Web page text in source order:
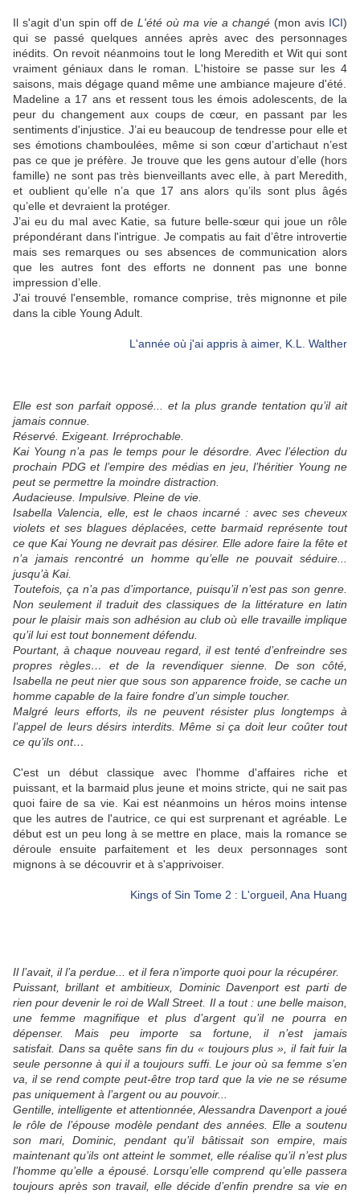
Il s'agit d'un spin off de L'été où ma vie a changé (mon avis ICI)
qui se passé quelques années après avec des personnages
inédits. On revoit néanmoins tout le long Meredith et Wit qui sont
vraiment géniaux dans le roman. L'histoire se passe sur les 4
saisons, mais dégage quand même une ambiance majeure d'été.
Madeline a 17 ans et ressent tous les émois adolescents, de la
peur du changement aux coups de cœur, en passant par les
sentiments d'injustice. J’ai eu beaucoup de tendresse pour elle et
ses émotions chamboulées, même si son cœur d’artichaut n’est
pas ce que je préfère. Je trouve que les gens autour d’elle (hors
famille) ne sont pas très bienveillants avec elle, à part Meredith,
et oublient qu’elle n’a que 17 ans alors qu’ils sont plus âgés
qu’elle et devraient la protéger.
J’ai eu du mal avec Katie, sa future belle-sœur qui joue un rôle
prépondérant dans l'intrigue. Je compatis au fait d’être introvertie
mais ses remarques ou ses absences de communication alors
que les autres font des efforts ne donnent pas une bonne
impression d’elle.
J'ai trouvé l'ensemble, romance comprise, très mignonne et pile
dans la cible Young Adult.
L'année où j'ai appris à aimer, K.L. Walther
Elle est son parfait opposé... et la plus grande tentation qu’il ait
jamais connue.
Réservé. Exigeant. Irréprochable.
Kai Young n’a pas le temps pour le désordre. Avec l’élection du
prochain PDG et l’empire des médias en jeu, l’héritier Young ne
peut se permettre la moindre distraction.
Audacieuse. Impulsive. Pleine de vie.
Isabella Valencia, elle, est le chaos incarné : avec ses cheveux
violets et ses blagues déplacées, cette barmaid représente tout
ce que Kai Young ne devrait pas désirer. Elle adore faire la fête et
n’a jamais rencontré un homme qu’elle ne pouvait séduire...
jusqu’à Kai.
Toutefois, ça n’a pas d’importance, puisqu’il n’est pas son genre.
Non seulement il traduit des classiques de la littérature en latin
pour le plaisir mais son adhésion au club où elle travaille implique
qu’il lui est tout bonnement défendu.
Pourtant, à chaque nouveau regard, il est tenté d’enfreindre ses
propres règles… et de la revendiquer sienne. De son côté,
Isabella ne peut nier que sous son apparence froide, se cache un
homme capable de la faire fondre d’un simple toucher.
Malgré leurs efforts, ils ne peuvent résister plus longtemps à
l’appel de leurs désirs interdits. Même si ça doit leur coûter tout
ce qu’ils ont…
C'est un début classique avec l'homme d'affaires riche et
puissant, et la barmaid plus jeune et moins stricte, qui ne sait pas
quoi faire de sa vie. Kai est néanmoins un héros moins intense
que les autres de l'autrice, ce qui est surprenant et agréable. Le
début est un peu long à se mettre en place, mais la romance se
déroule ensuite parfaitement et les deux personnages sont
mignons à se découvrir et à s'apprivoiser.
Kings of Sin Tome 2 : L'orgueil, Ana Huang
Il l’avait, il l’a perdue... et il fera n’importe quoi pour la récupérer.
Puissant, brillant et ambitieux, Dominic Davenport est parti de
rien pour devenir le roi de Wall Street. Il a tout : une belle maison,
une femme magnifique et plus d’argent qu’il ne pourra en
dépenser. Mais peu importe sa fortune, il n’est jamais
satisfait. Dans sa quête sans fin du « toujours plus », il fait fuir la
seule personne à qui il a toujours suffi. Le jour où sa femme s’en
va, il se rend compte peut-être trop tard que la vie ne se résume
pas uniquement à l’argent ou au pouvoir...
Gentille, intelligente et attentionnée, Alessandra Davenport a joué
le rôle de l’épouse modèle pendant des années. Elle a soutenu
son mari, Dominic, pendant qu’il bâtissait son empire, mais
maintenant qu’ils ont atteint le sommet, elle réalise qu’il n’est plus
l’homme qu’elle a épousé. Lorsqu’elle comprend qu’elle passera
toujours après son travail, elle décide d’enfin prendre sa vie en